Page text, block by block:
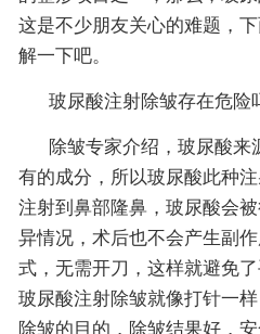
这是不少朋友关心的难题，
解一下吧。
玻尿酸注射除皱存在危险
除皱专家介绍，玻尿酸来
有的成分，所以玻尿酸此种
注射到鼻部隆鼻，玻尿酸会
异情况，术后也不会产生副
式，无需开刀，这样就避免
玻尿酸注射除皱就像打针一
除皱的目的，除皱结果好，